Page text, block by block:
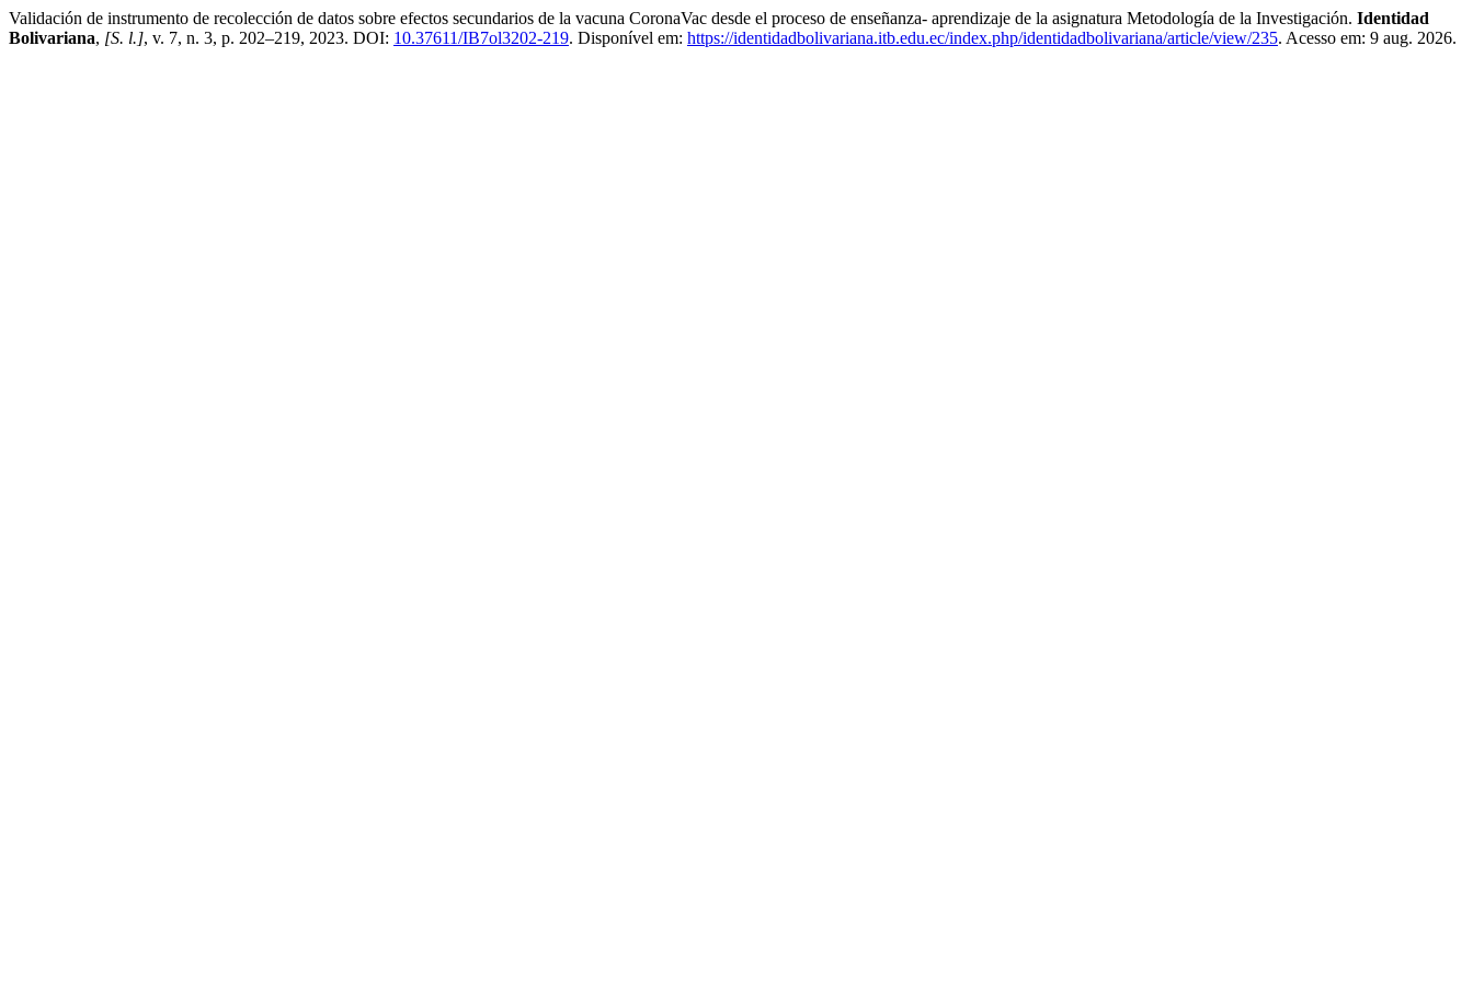
Validación de instrumento de recolección de datos sobre efectos secundarios de la vacuna CoronaVac desde el proceso de enseñanza- aprendizaje de la asignatura Metodología de la Investigación. Identidad
Bolivariana, [S. l.], v. 7, n. 3, p. 202–219, 2023. DOI: 10.37611/IB7ol3202-219. Disponível em: https://identidadbolivariana.itb.edu.ec/index.php/identidadbolivariana/article/view/235. Acesso em: 9 aug. 2026.